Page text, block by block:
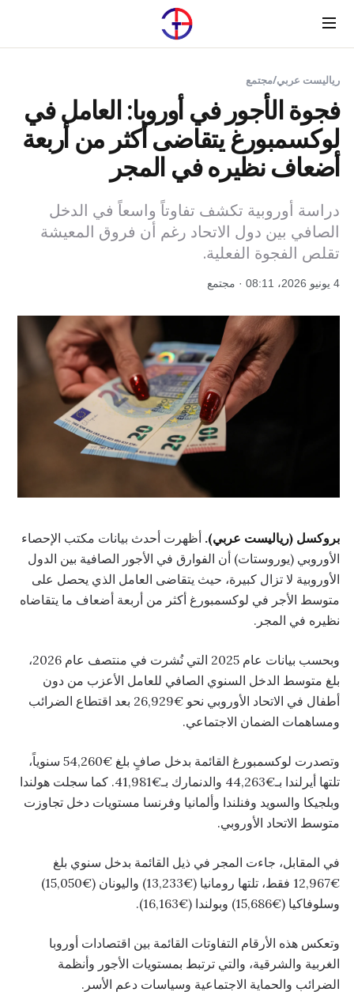
Menu
رياليست عربي/مجتمع
فجوة الأجور في أوروبا: العامل في
لوكسمبورغ يتقاضى أكثر من أربعة
أضعاف نظيره في المجر
دراسة أوروبية تكشف تفاوتاً واسعاً في الدخل
الصافي بين دول الاتحاد رغم أن فروق المعيشة
تقلص الفجوة الفعلية.
4 يونيو 2026، 08:11 · مجتمع
بروكسل (رياليست عربي). أظهرت أحدث بيانات مكتب الإحصاء
الأوروبي (يوروستات) أن الفوارق في الأجور الصافية بين الدول
الأوروبية لا تزال كبيرة، حيث يتقاضى العامل الذي يحصل على
متوسط الأجر في لوكسمبورغ أكثر من أربعة أضعاف ما يتقاضاه
نظيره في المجر.
وبحسب بيانات عام 2025 التي نُشرت في منتصف عام 2026،
بلغ متوسط الدخل السنوي الصافي للعامل الأعزب من دون
أطفال في الاتحاد الأوروبي نحو €26,929 بعد اقتطاع الضرائب
ومساهمات الضمان الاجتماعي.
وتصدرت لوكسمبورغ القائمة بدخل صافٍ بلغ €54,260 سنوياً،
تلتها أيرلندا بـ€44,263 والدنمارك بـ€41,981. كما سجلت هولندا
وبلجيكا والسويد وفنلندا وألمانيا وفرنسا مستويات دخل تجاوزت
متوسط الاتحاد الأوروبي.
في المقابل، جاءت المجر في ذيل القائمة بدخل سنوي بلغ
€12,967 فقط، تلتها رومانيا (€13,233) واليونان (€15,050)
وسلوفاكيا (€15,686) وبولندا (€16,163).
وتعكس هذه الأرقام التفاوتات القائمة بين اقتصادات أوروبا
الغربية والشرقية، والتي ترتبط بمستويات الأجور وأنظمة
الضرائب والحماية الاجتماعية وسياسات دعم الأسر.